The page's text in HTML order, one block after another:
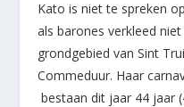
Kato is niet te spreken
als barones verkleed
grondgebied van Sint
Commeduur. Haar
bestaan dit jaar 44 jaar